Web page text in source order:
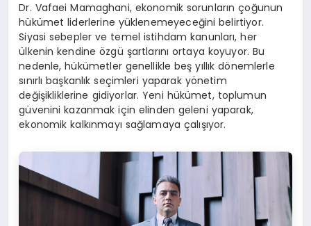
Dr. Vafaei Mamaghani, ekonomik sorunların çoğunun
hükümet liderlerine yüklenemeyeceğini belirtiyor.
Siyasi sebepler ve temel istihdam kanunları, her
ülkenin kendine özgü şartlarını ortaya koyuyor. Bu
nedenle, hükümetler genellikle beş yıllık dönemlerle
sınırlı başkanlık seçimleri yaparak yönetim
değişikliklerine gidiyorlar. Yeni hükümet, toplumun
güvenini kazanmak için elinden geleni yaparak,
ekonomik kalkınmayı sağlamaya çalışıyor.